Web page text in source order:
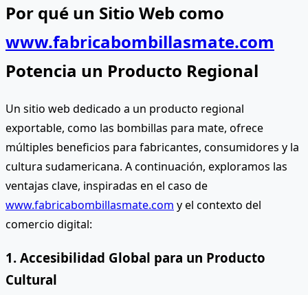
Por qué un Sitio Web como
www.fabricabombillasmate.com
Potencia un Producto Regional
Un sitio web dedicado a un producto regional
exportable, como las bombillas para mate, ofrece
múltiples beneficios para fabricantes, consumidores y la
cultura sudamericana. A continuación, exploramos las
ventajas clave, inspiradas en el caso de
www.fabricabombillasmate.com y el contexto del
comercio digital:
1. Accesibilidad Global para un Producto
Cultural